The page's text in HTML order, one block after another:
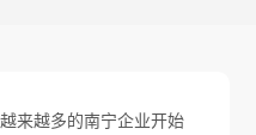
来越多的南宁企业开始